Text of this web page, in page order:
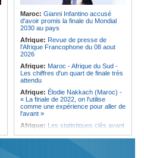
Agroalimentaire - Les
boissons locales conquièrent le
marché
Maroc: Gianni Infantino accusé
d'avoir promis la finale du Mondial
2030 au pays
Afrique: Revue de presse de
l'Afrique Francophone du 08 aout
2026
Afrique: Maroc - Afrique du Sud -
Les chiffres d'un quart de finale très
attendu
Afrique: Élodie Nakkach (Maroc) -
« La finale de 2022, on l'utilise
comme une expérience pour aller de
l'avant »
Afrique: Les statistiques clés avant
d'Ivoire et l'Algérie